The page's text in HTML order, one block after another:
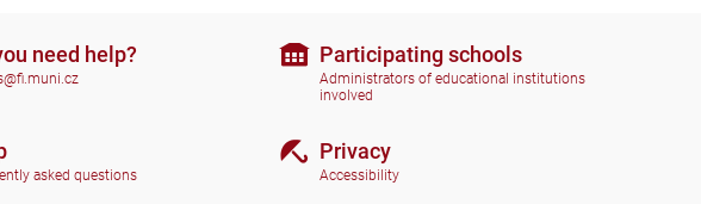
need help?
asked questions
Participating schools
Administrators of educational institutions
involved
Privacy
Accessibility